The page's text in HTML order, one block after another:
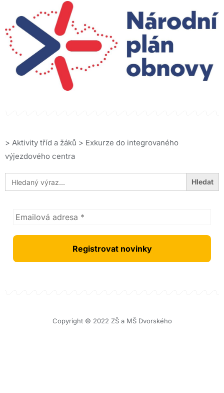
> Aktivity tříd a žáků > Exkurze do integrovaného
výjezdového centra
Search
for:
Copyright © 2022 ZŠ a MŠ Dvorského